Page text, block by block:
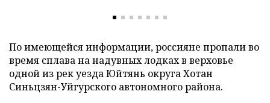
По имеющейся информации, россияне пропали во
время сплава на надувных лодках в верховье
одной из рек уезда Юйтянь округа Хотан
Синьцзян-Уйгурского автономного района.